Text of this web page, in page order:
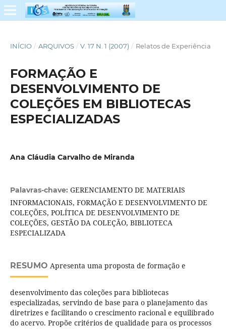
INÍCIO / ARQUIVOS / V. 17 N. 1 (2007) / Relatos de Experiência
FORMAÇÃO E
DESENVOLVIMENTO DE
COLEÇÕES EM BIBLIOTECAS
ESPECIALIZADAS
Ana Cláudia Carvalho de Miranda
Palavras-chave: GERENCIAMENTO DE MATERIAIS
INFORMACIONAIS, FORMAÇÃO E DESENVOLVIMENTO DE
COLEÇÕES, POLÍTICA DE DESENVOLVIMENTO DE
COLEÇÕES, GESTÃO DA COLEÇÃO, BIBLIOTECA
ESPECIALIZADA
RESUMO Apresenta uma proposta de formação e
desenvolvimento das coleções para bibliotecas
especializadas, servindo de base para o planejamento das
diretrizes e facilitando o crescimento racional e equilibrado
do acervo. Propõe critérios de qualidade para os processos